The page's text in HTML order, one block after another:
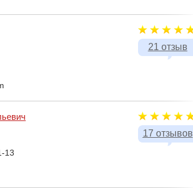
21 отзыв
17 отзывов
13